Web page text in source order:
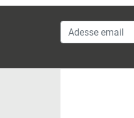
Adesse email